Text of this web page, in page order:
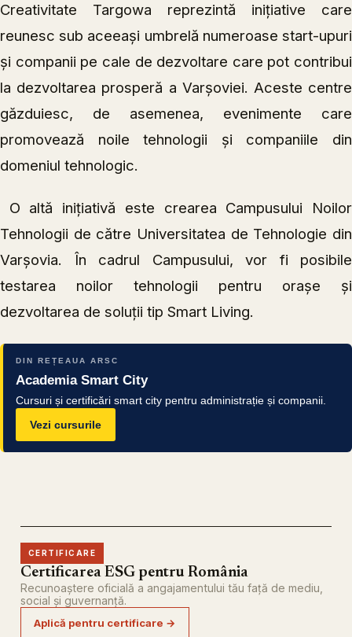
Creativitate Targowa reprezintă inițiative care
reunesc sub aceeași umbrelă numeroase start-upuri
și companii pe cale de dezvoltare care pot contribui
la dezvoltarea prosperă a Varșoviei. Aceste centre
găzduiesc, de asemenea, evenimente care
promovează noile tehnologii și companiile din
domeniul tehnologic.
O altă inițiativă este crearea Campusului Noilor
Tehnologii de către Universitatea de Tehnologie din
Varșovia. În cadrul Campusului, vor fi posibile
testarea noilor tehnologii pentru orașe și
dezvoltarea de soluții tip Smart Living.
DIN REȚEAUA ARSC
Academia Smart City
Cursuri și certificări smart city pentru administrație și companii.
Vezi cursurile
CERTIFICARE
Certificarea ESG pentru România
Recunoaștere oficială a angajamentului tău față de mediu,
social și guvernanță.
Aplică pentru certificare →